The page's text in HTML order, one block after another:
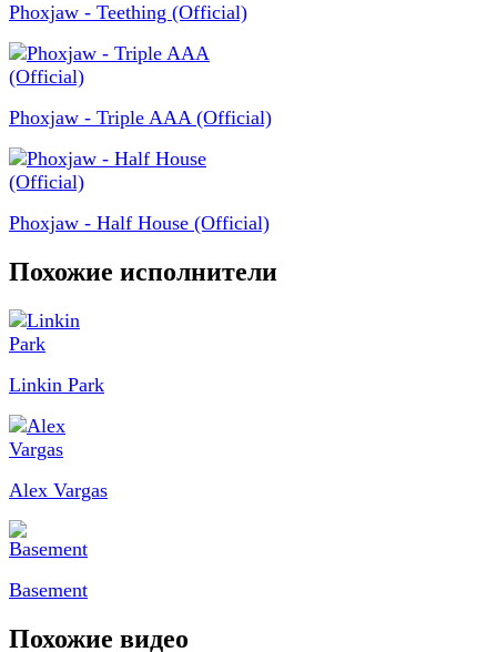
Phoxjaw - Teething (Official)
Phoxjaw - Triple AAA (Official)
Phoxjaw - Half House (Official)
Похожие исполнители
Linkin Park
Alex Vargas
Basement
Похожие видео